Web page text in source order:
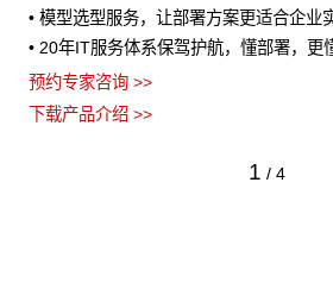
• 模型选型服务，让部署方案更适合企业
• 20年IT服务体系保驾护航，懂部署，更
预约专家咨询 >>
下载产品介绍 >>
1 / 4